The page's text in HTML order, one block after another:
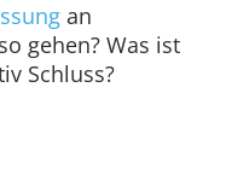
an
gehen? Was ist
Schluss?